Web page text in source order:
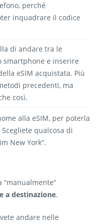
perché
inquadrare il codice
di andare tra le
smartphone e inserire
eSIM acquistata. Più
precedenti, ma
così.
alla eSIM, per poterla
qualcosa di
New York”.
“manualmente”
a destinazione.
andare nelle